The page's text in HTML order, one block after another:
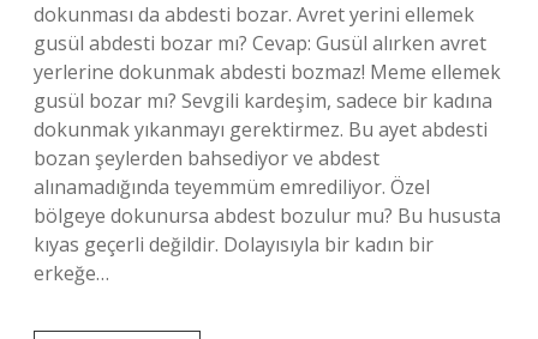
dokunması da abdesti bozar. Avret yerini ellemek
gusül abdesti bozar mı? Cevap: Gusül alırken avret
yerlerine dokunmak abdesti bozmaz! Meme ellemek
gusül bozar mı? Sevgili kardeşim, sadece bir kadına
dokunmak yıkanmayı gerektirmez. Bu ayet abdesti
bozan şeylerden bahsediyor ve abdest
alınamadığında teyemmüm emrediliyor. Özel
bölgeye dokunursa abdest bozulur mu? Bu hususta
kıyas geçerli değildir. Dolayısıyla bir kadın bir
erkeğe…